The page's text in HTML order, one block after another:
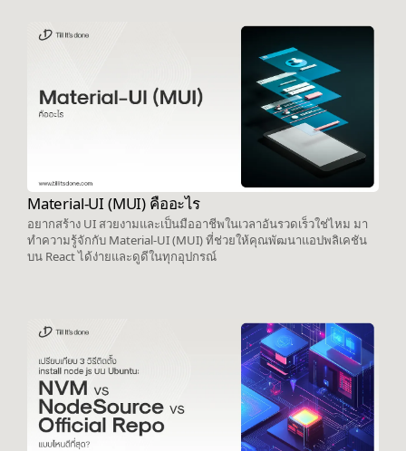
Material-UI (MUI) คืออะไร
อยากสร้าง UI สวยงามและเป็นมืออาชีพในเวลาอันรวดเร็วใช่ไหม มา
ทำความรู้จักกับ Material-UI (MUI) ที่ช่วยให้คุณพัฒนาแอปพลิเคชัน
บน React ได้ง่ายและดูดีในทุกอุปกรณ์